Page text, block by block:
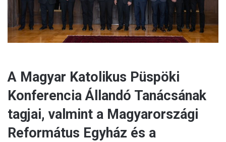
A Magyar Katolikus Püspöki
Konferencia Állandó Tanácsának
tagjai, valmint a Magyarországi
Református Egyház és a